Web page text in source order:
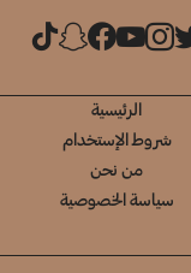
الرئيسية
شروط الإستخدام
من نحن
سياسة الخصوصية